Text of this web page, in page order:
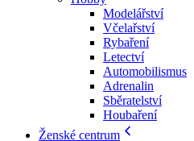
Modelářství
Včelařství
Rybaření
Letectví
Automobilismus
Adrenalin
Sběratelství
Houbaření
Ženské centrum